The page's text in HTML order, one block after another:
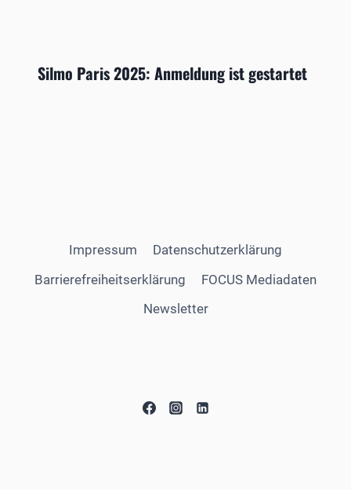
Silmo Paris 2025: Anmeldung ist gestartet
Impressum
Datenschutzerklärung
Barrierefreiheitserklärung
FOCUS Mediadaten
Newsletter